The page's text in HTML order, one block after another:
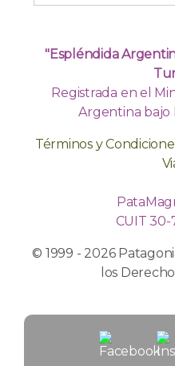
"Espléndida
Registrada en el
Argentina bajo
Términos y
CUIT 30-
© 1999 - 2026
los